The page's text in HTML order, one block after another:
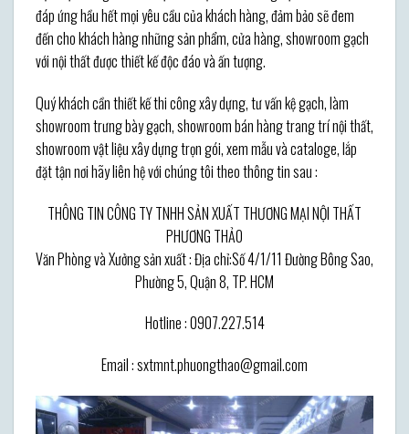
đáp ứng hầu hết mọi yêu cầu của khách hàng, đảm bảo sẽ đem
đến cho khách hàng những sản phẩm, cửa hàng, showroom gạch
với nội thất được thiết kế độc đáo và ấn tượng.
Quý khách cần thiết kế thi công xây dựng, tư vấn kệ gạch, làm
showroom trưng bày gạch, showroom bán hàng trang trí nội thất,
showroom vật liệu xây dựng trọn gói, xem mẫu và cataloge, lắp
đặt tận nơi hãy liên hệ với chúng tôi theo thông tin sau :
THÔNG TIN CÔNG TY TNHH SẢN XUẤT THƯƠNG MẠI NỘI THẤT
PHƯƠNG THẢO
Văn Phòng và Xưởng sản xuất : Địa chỉ:Số 4/1/11 Đường Bông Sao,
Phường 5, Quận 8, TP. HCM
Hotline : 0907.227.514
Email : sxtmnt.phuongthao@gmail.com